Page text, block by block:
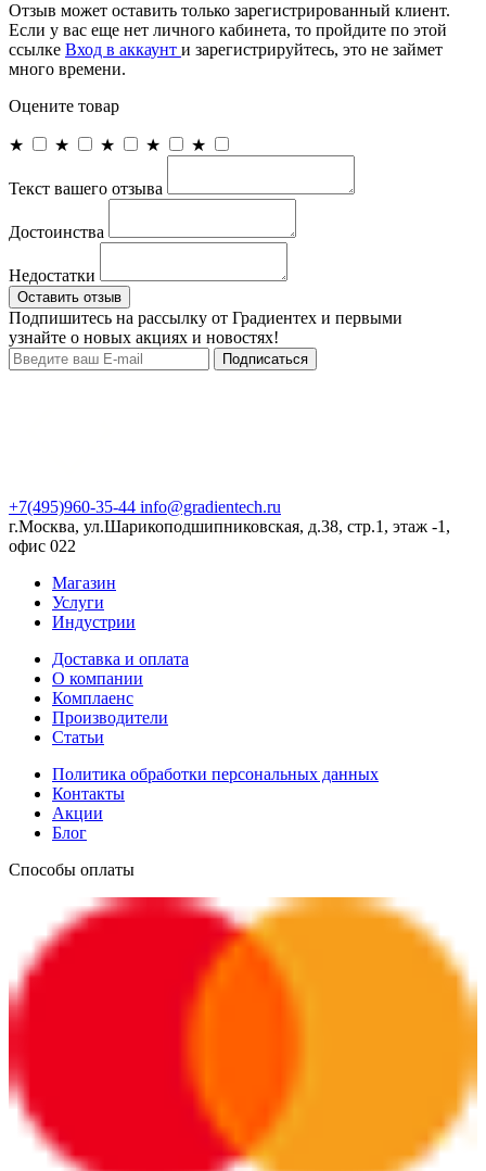
Отзыв может оставить только зарегистрированный клиент.
Если у вас еще нет личного кабинета, то пройдите по этой
ссылке Вход в аккаунт и зарегистрируйтесь, это не займет
много времени.
Оцените товар
★ ★ ★ ★ ★
Текст вашего отзыва
Достоинства
Недостатки
Оставить отзыв
Подпишитесь на рассылку от Градиентех и первыми
узнайте о новых акциях и новостях!
Подписаться
+7(495)960-35-44 info@gradientech.ru
г.Москва, ул.Шарикоподшипниковская, д.38, стр.1, этаж -1,
офис 022
Магазин
Услуги
Индустрии
Доставка и оплата
О компании
Комплаенс
Производители
Статьи
Политика обработки персональных данных
Контакты
Акции
Блог
Способы оплаты